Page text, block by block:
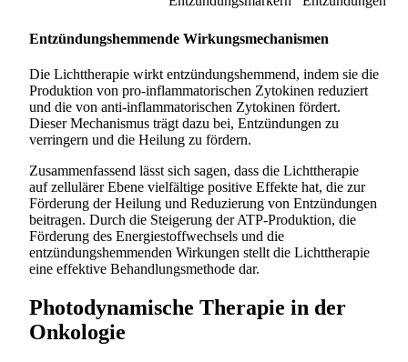
Entzündungshemmende Wirkungsmechanismen
Die Lichttherapie wirkt entzündungshemmend, indem sie die
Produktion von pro-inflammatorischen Zytokinen reduziert
und die von anti-inflammatorischen Zytokinen fördert.
Dieser Mechanismus trägt dazu bei, Entzündungen zu
verringern und die Heilung zu fördern.
Zusammenfassend lässt sich sagen, dass die Lichttherapie
auf zellulärer Ebene vielfältige positive Effekte hat, die zur
Förderung der Heilung und Reduzierung von Entzündungen
beitragen. Durch die Steigerung der ATP-Produktion, die
Förderung des Energiestoffwechsels und die
entzündungshemmenden Wirkungen stellt die Lichttherapie
eine effektive Behandlungsmethode dar.
Photodynamische Therapie in der
Onkologie